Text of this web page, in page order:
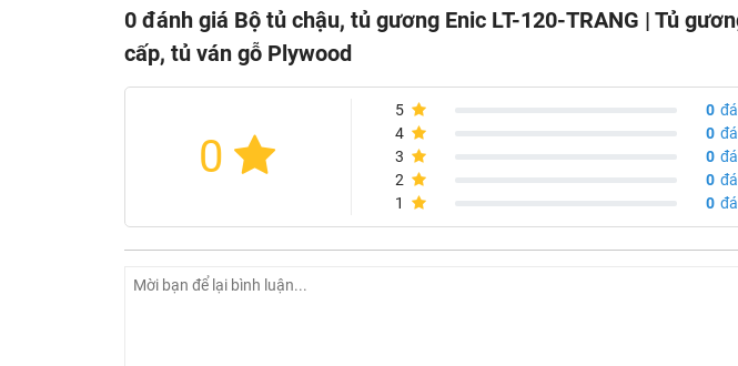
0 đánh giá Bộ tủ chậu, tủ gương Enic LT-120-TRANG | Tủ
cấp, tủ ván gỗ Plywood
0
5 0
4
0
3
0
2
0
1
0